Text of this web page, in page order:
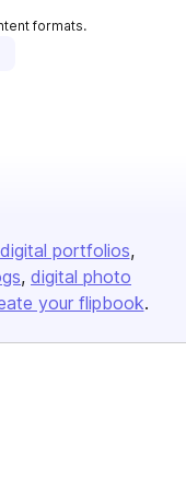
formats.
digital portfolios
digital photo
your flipbook.